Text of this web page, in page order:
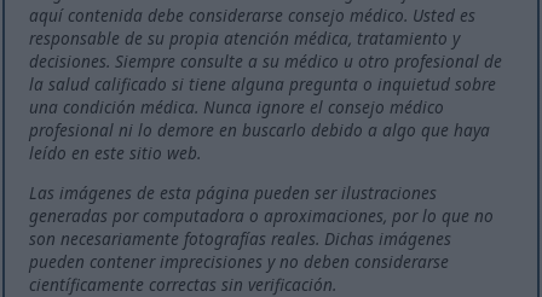
aquí contenida debe considerarse consejo médico. Usted es
responsable de su propia atención médica, tratamiento y
decisiones. Siempre consulte a su médico u otro profesional de
la salud calificado si tiene alguna pregunta o inquietud sobre
una condición médica. Nunca ignore el consejo médico
profesional ni lo demore en buscarlo debido a algo que haya
leído en este sitio web.
Las imágenes de esta página pueden ser ilustraciones
generadas por computadora o aproximaciones, por lo que no
son necesariamente fotografías reales. Dichas imágenes
pueden contener imprecisiones y no deben considerarse
científicamente correctas sin verificación.